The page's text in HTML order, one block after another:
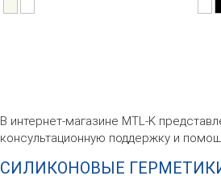
В интернет-магазине MTL-K
консультационную поддержку и
СИЛИКОНОВЫЕ